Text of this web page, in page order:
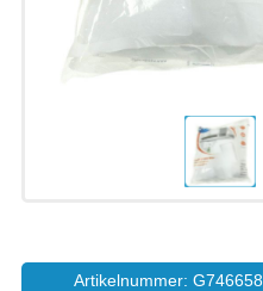
Artikelnummer: G746658